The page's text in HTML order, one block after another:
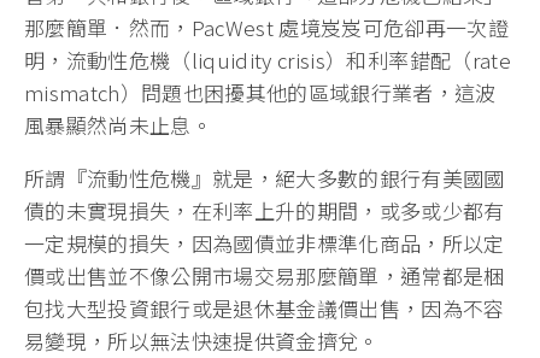
那麼簡單．然而，PacWest 處境岌岌可危卻再一次證
明，流動性危機（liquidity crisis）和利率錯配（rate
mismatch）問題也困擾其他的區域銀行業者，這波
風暴顯然尚未止息。
所謂『流動性危機』就是，絕大多數的銀行有美國國
債的未實現損失，在利率上升的期間，或多或少都有
一定規模的損失，因為國債並非標準化商品，所以定
價或出售並不像公開市場交易那麼簡單，通常都是梱
包找大型投資銀行或是退休基金議價出售，因為不容
易變現，所以無法快速提供資金擠兌。